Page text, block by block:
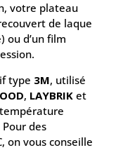
votre plateau
de laque
ou d’un film
type 3M, utilisé
, LAYBRIK et
des
on vous conseille